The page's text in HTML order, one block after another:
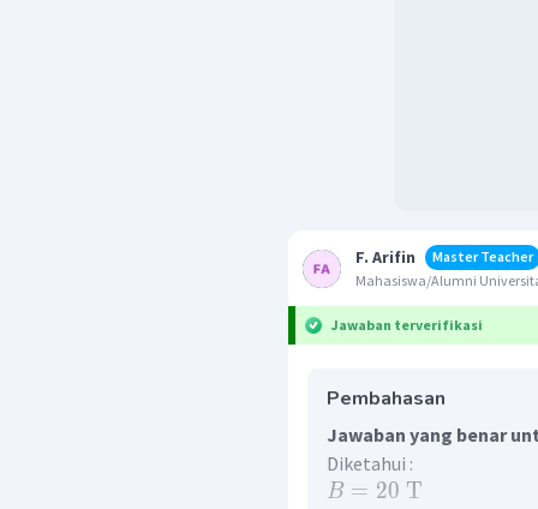
F. Arifin
Master Teacher
Mahasiswa/Alumni
Jawaban terverifikasi
Pembahasan
Jawaban yang benar
Diketahui :
B = 20 T